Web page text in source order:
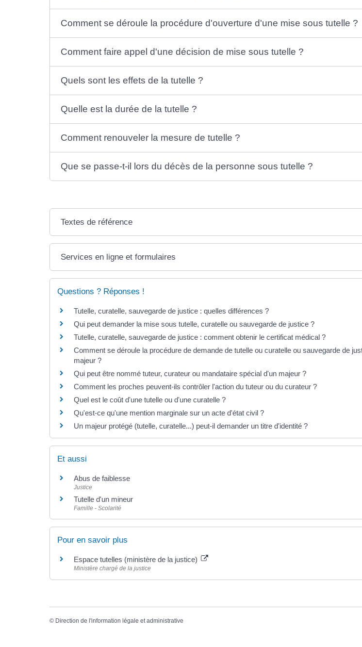
Comment se déroule la procédure d'ouverture d'une mise sous tutelle ?
Comment faire appel d'une décision de mise sous tutelle ?
Quels sont les effets de la tutelle ?
Quelle est la durée de la tutelle ?
Comment renouveler la mesure de tutelle ?
Que se passe-t-il lors du décès de la personne sous tutelle ?
Textes de référence
Services en ligne et formulaires
Questions ? Réponses !
Tutelle, curatelle, sauvegarde de justice : quelles différences ?
Qui peut demander la mise sous tutelle, curatelle ou sauvegarde de justice ?
Tutelle, curatelle, sauvegarde de justice : comment obtenir le certificat médical ?
Comment se déroule la procédure de demande de tutelle ou curatelle ou sauvegarde de
majeur ?
Qui peut être nommé tuteur, curateur ou mandataire spécial d'un majeur ?
Comment les proches peuvent-ils contrôler l'action du tuteur ou du curateur ?
Quel est le coût d'une tutelle ou d'une curatelle ?
Qu'est-ce qu'une mention marginale sur un acte d'état civil ?
Un majeur protégé (tutelle, curatelle...) peut-il demander un titre d'identité ?
Et aussi
Abus de faiblesse
Justice
Tutelle d'un mineur
Famille - Scolarité
Pour en savoir plus
Espace tutelles (ministère de la justice)
Ministère chargé de la justice
© Direction de l'information légale et administrative